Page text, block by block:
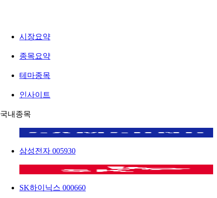
시장요약
종목요약
테마종목
인사이트
국내종목
삼성전자 005930
SK하이닉스 000660